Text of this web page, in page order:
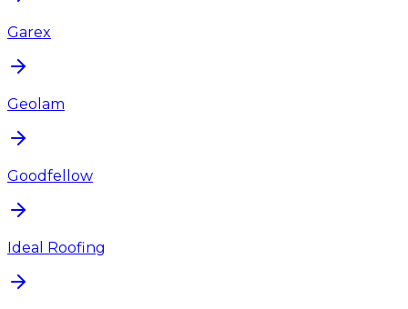
Garex
Geolam
Goodfellow
Ideal Roofing